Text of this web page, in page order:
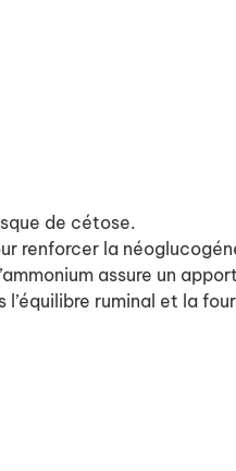
de cétose.
renforcer la
assure un
ruminal et la